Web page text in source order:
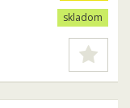
skladom